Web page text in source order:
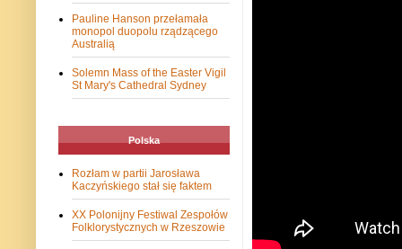
Pauline Hanson przełamała
monopol duopolu rządzącego
Australią
Solemn Mass of the Easter Vigil
St Mary's Cathedral Sydney
Polska
Rozłam w partii Jarosława
Kaczyńskiego stał się faktem
XX Polonijny Festiwal Zespołów
Folklorystycznych w Rzeszowie